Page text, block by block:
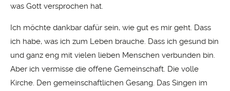
was Gott versprochen hat.
Ich möchte dankbar dafür sein, wie gut es mir geht. Dass
ich habe, was ich zum Leben brauche. Dass ich gesund bin
und ganz eng mit vielen lieben Menschen verbunden bin.
Aber ich vermisse die offene Gemeinschaft. Die volle
Kirche. Den gemeinschaftlichen Gesang. Das Singen im